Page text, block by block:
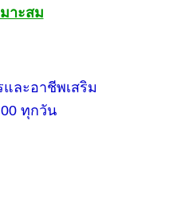
าะสม
ละอาชีพเสริม
ทุกวัน